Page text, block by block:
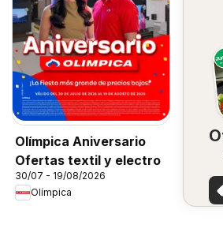
Olímpica Aniversario
Ofertas textil y electro
30/07 - 19/08/2026
Olímpica